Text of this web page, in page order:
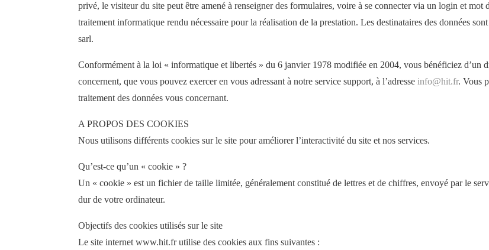
privé, le visiteur du site peut être amené à renseigner des formulaires, voire à se connecter via un login et mot
traitement informatique rendu nécessaire pour la réalisation de la prestation. Les destinataires des données
sarl.
Conformément à la loi « informatique et libertés » du 6 janvier 1978 modifiée en 2004, vous bénéficiez d’un
concernent, que vous pouvez exercer en vous adressant à notre service support, à l’adresse info@hit.fr. Vous
traitement des données vous concernant.
A PROPOS DES COOKIES
Nous utilisons différents cookies sur le site pour améliorer l’interactivité du site et nos services.
Qu’est-ce qu’un « cookie » ?
Un « cookie » est un fichier de taille limitée, généralement constitué de lettres et de chiffres, envoyé par le
dur de votre ordinateur.
Objectifs des cookies utilisés sur le site
Le site internet www.hit.fr utilise des cookies aux fins suivantes :